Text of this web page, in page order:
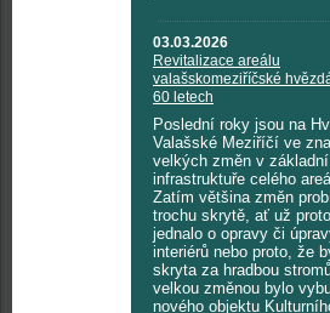
03.03.2026
Revitalizace areálu
valašskomeziříčské
60 letech
Poslední roky jsou na
Valašské Meziříčí ve
velkých změn v základní
infrastruktuře celého
Zatím většina změn
trochu skrytě, ať už
jednalo o opravy či
interiérů nebo proto, že
skryta za hradbou
velkou změnou bylo
nového objektu